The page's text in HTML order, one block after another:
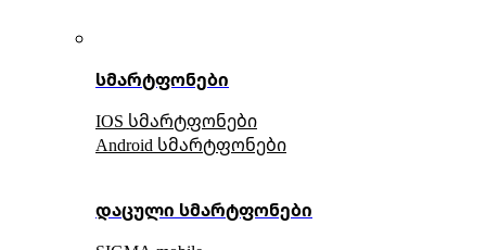
სმარტფონები
IOS სმარტფონები
Android სმარტფონები
დაცული სმარტფონები